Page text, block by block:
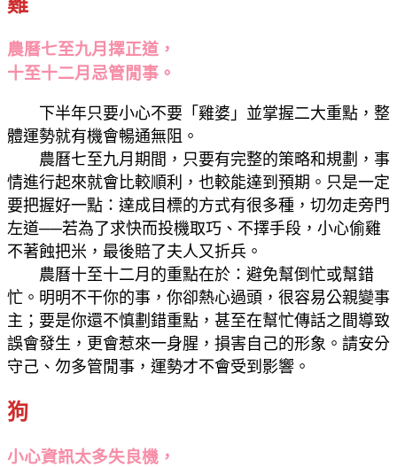
農曆七至九月擇正道，
十至十二月忌管閒事。
下半年只要小心不要「雞婆」並掌握二大重點，整
體運勢就有機會暢通無阻。
農曆七至九月期間，只要有完整的策略和規劃，事
情進行起來就會比較順利，也較能達到預期。只是一定
要把握好一點：達成目標的方式有很多種，切勿走旁門
左道──若為了求快而投機取巧、不擇手段，小心偷雞
不著蝕把米，最後賠了夫人又折兵。
農曆十至十二月的重點在於：避免幫倒忙或幫錯
忙。明明不干你的事，你卻熱心過頭，很容易公親變事
主；要是你還不慎劃錯重點，甚至在幫忙傳話之間導致
誤會發生，更會惹來一身腥，損害自己的形象。請安分
守己、勿多管閒事，運勢才不會受到影響。
狗
小心資訊太多失良機，